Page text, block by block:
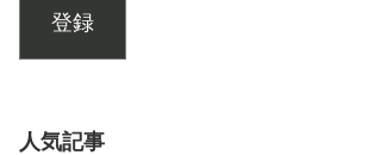
登録
人気記事